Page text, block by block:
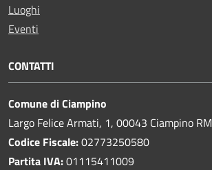
Luoghi
Eventi
CONTATTI
Comune di Ciampino
Largo Felice Armati, 1, 00043 Ciampino RM
Codice Fiscale:02773250580
Partita IVA:01115411009